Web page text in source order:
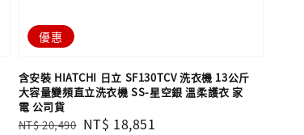
優惠
含安裝 HIATCHI 日立 SF130TCV 洗衣機 13公斤
大容量變頻直立洗衣機 SS-星空銀 溫柔護衣 家
電 公司貨
Regular
NT$ 20,490 Sale
NT$ 18,851